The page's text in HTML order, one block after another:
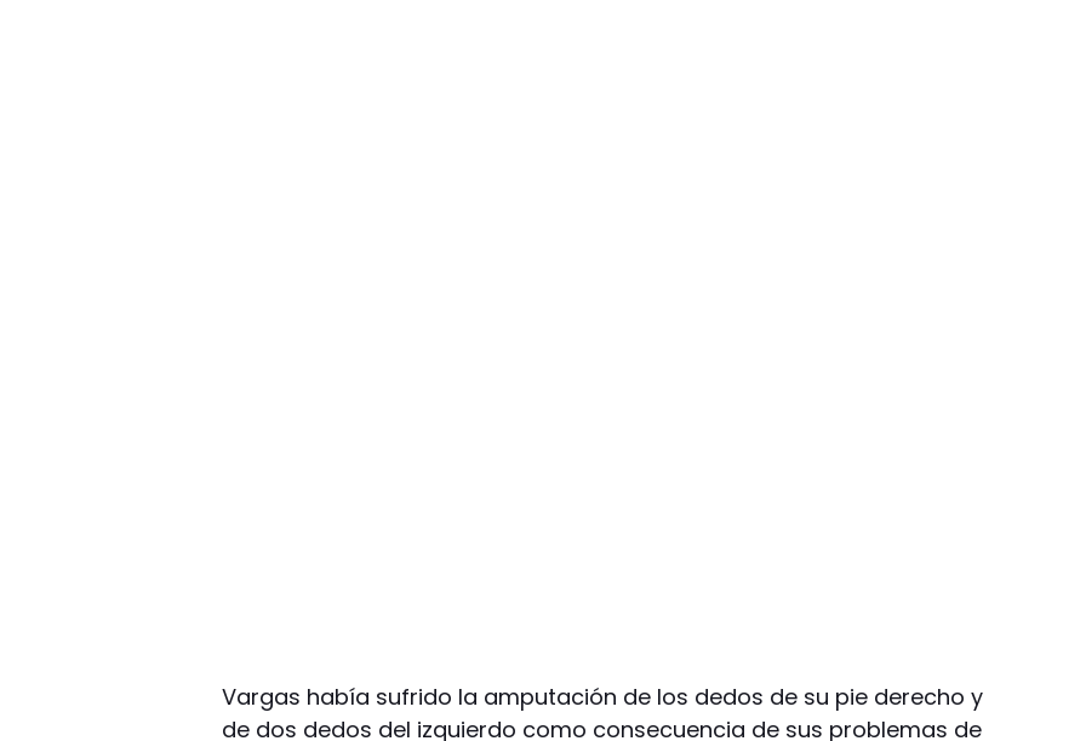
Vargas había sufrido la amputación de los dedos de su pie derecho y
de dos dedos del izquierdo como consecuencia de sus problemas de